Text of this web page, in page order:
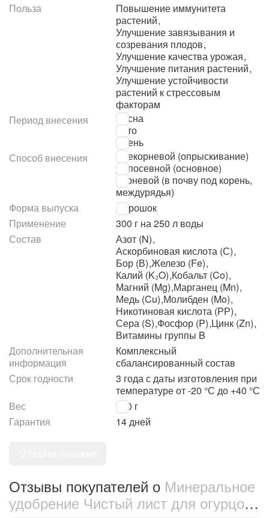
Польза
Повышение иммунитета
растений,
Улучшение завязывания и
созревания плодов,
Улучшение качества урожая,
Улучшение питания растений,
Улучшение устойчивости
растений к стрессовым
факторам
Период внесения
Весна
Лето
Осень
Способ внесения
Внекорневой (опрыскивание)
Допосевной (основное)
Корневой (в почву под корень,
междурядья)
Форма выпуска
Порошок
Применение
300 г на 250 л воды
Состав
Азот (N),
Аскорбиновая кислота (С),
Бор (В),Железо (Fe),
Калий (K₂O),Кобальт (Co),
Магний (Mg),Марганец (Mn),
Медь (Cu),Молибден (Mo),
Никотиновая кислота (РР),
Сера (S),Фосфор (P),Цинк (Zn),
Витамины группы B
Дополнительная
информация
Комплексный
сбалансированный состав
Срок годности
3 года с даты изготовления при
температуре от -20 °С до +40 °С
Вес
300 г
Гарантия
14 дней
Отзывы покупателей о Минеральное
удобрение Чистый лист для огурцов